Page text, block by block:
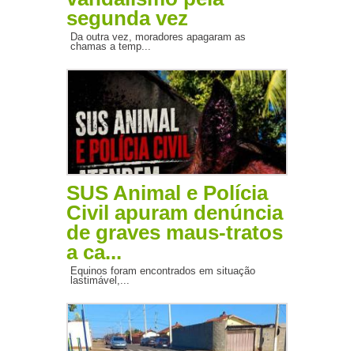
segunda vez
Da outra vez, moradores apagaram as
chamas a temp...
SUS Animal e Polícia
Civil apuram denúncia
de graves maus-tratos
a ca...
Equinos foram encontrados em situação
lastimável,...